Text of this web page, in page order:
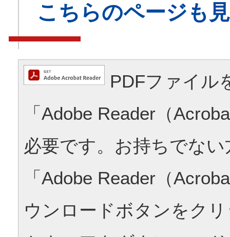
こちらのページも
PDFファイル
「Adobe Reader（
必要です。お持ちでな
「Adobe Reader（
ウンロードボタンをク